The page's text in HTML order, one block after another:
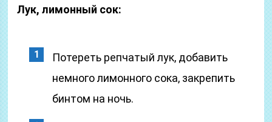
Лук, лимонный сок:
Потереть репчатый лук, добавить
немного лимонного сока, закрепить
бинтом на ночь.